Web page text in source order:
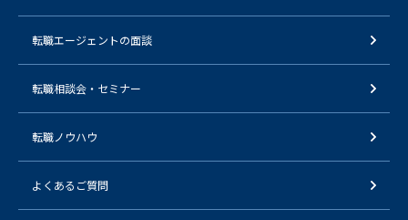
転職エージェントの面談
転職相談会・セミナー
転職ノウハウ
よくあるご質問